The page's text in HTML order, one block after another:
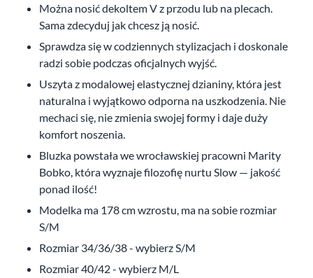
Można nosić dekoltem V z przodu lub na plecach.
Sama zdecyduj jak chcesz ją nosić.
Sprawdza się w codziennych stylizacjach i doskonale
radzi sobie podczas oficjalnych wyjść.
Uszyta z modalowej elastycznej dzianiny, która jest
naturalna i wyjątkowo odporna na uszkodzenia. Nie
mechaci się, nie zmienia swojej formy i daje duży
komfort noszenia.
Bluzka powstała we wrocławskiej pracowni Marity
Bobko, która wyznaje filozofię nurtu Slow — jakość
ponad ilość!
Modelka ma 178 cm wzrostu, ma na sobie rozmiar
S/M
Rozmiar 34/36/38 - wybierz S/M
Rozmiar 40/42 - wybierz M/L